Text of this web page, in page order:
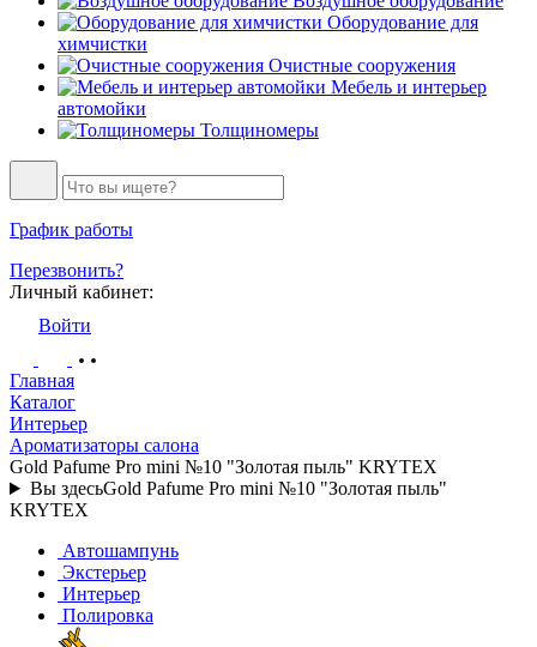
Оборудование для
химчистки
Очистные сооружения
Мебель и интерьер
автомойки
Толщиномеры
График работы
Перезвонить?
Личный кабинет:
Войти
Главная
Каталог
Интерьер
Ароматизаторы салона
Gold Pafume Pro mini №10 "Золотая пыль" KRYTEX
Вы здесьGold Pafume Pro mini №10 "Золотая пыль"
KRYTEX
Автошампунь
Экстерьер
Интерьер
Полировка